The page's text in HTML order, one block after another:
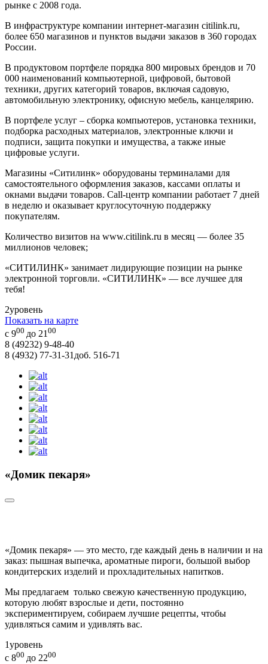
рынке с 2008 года.
В инфраструктуре компании интернет-магазин citilink.ru,
более 650 магазинов и пунктов выдачи заказов в 360 городах
России.
В продуктовом портфеле порядка 800 мировых брендов и 70
000 наименований компьютерной, цифровой, бытовой
техники, других категорий товаров, включая садовую,
автомобильную электронику, офисную мебель, канцелярию.
В портфеле услуг – сборка компьютеров, установка техники,
подборка расходных материалов, электронные ключи и
подписи, защита покупки и имущества, а также иные
цифровые услуги.
Магазины «Ситилинк» оборудованы терминалами для
самостоятельного оформления заказов, кассами оплаты и
окнами выдачи товаров. Сall-центр компании работает 7 дней
в неделю и оказывает круглосуточную поддержку
покупателям.
Количество визитов на www.citilink.ru в месяц — более 35
миллионов человек;
«СИТИЛИНК» занимает лидирующие позиции на рынке
электронной торговли. «СИТИЛИНК» — все лучшее для
тебя!
2уровень
Показать на карте
с 900 до 21 00
8 (49232) 9-48-40
8 (4932) 77-31-31 доб. 516-71
«Домик пекаря»
«Домик пекаря» — это место, где каждый день в наличии и на
заказ: пышная выпечка, ароматные пироги, большой выбор
кондитерских изделий и прохладительных напитков.
Мы предлагаем только свежую качественную продукцию,
которую любят взрослые и дети, постоянно
экспериментируем, собираем лучшие рецепты, чтобы
удивляться самим и удивлять вас.
1уровень
с 800 до 2200